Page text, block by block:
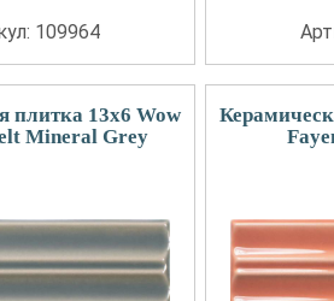
109964
плитка 13x6 Wow
Mineral Grey